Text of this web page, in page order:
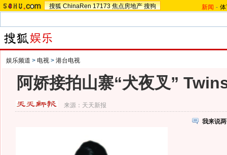
搜狐 ChinaRen 17173 焦点房地产 搜狗 新闻 -
娱乐频道 > 电视 > 港台电视
阿娇接拍山寨“犬夜叉”
来源： 天天新报
我来说